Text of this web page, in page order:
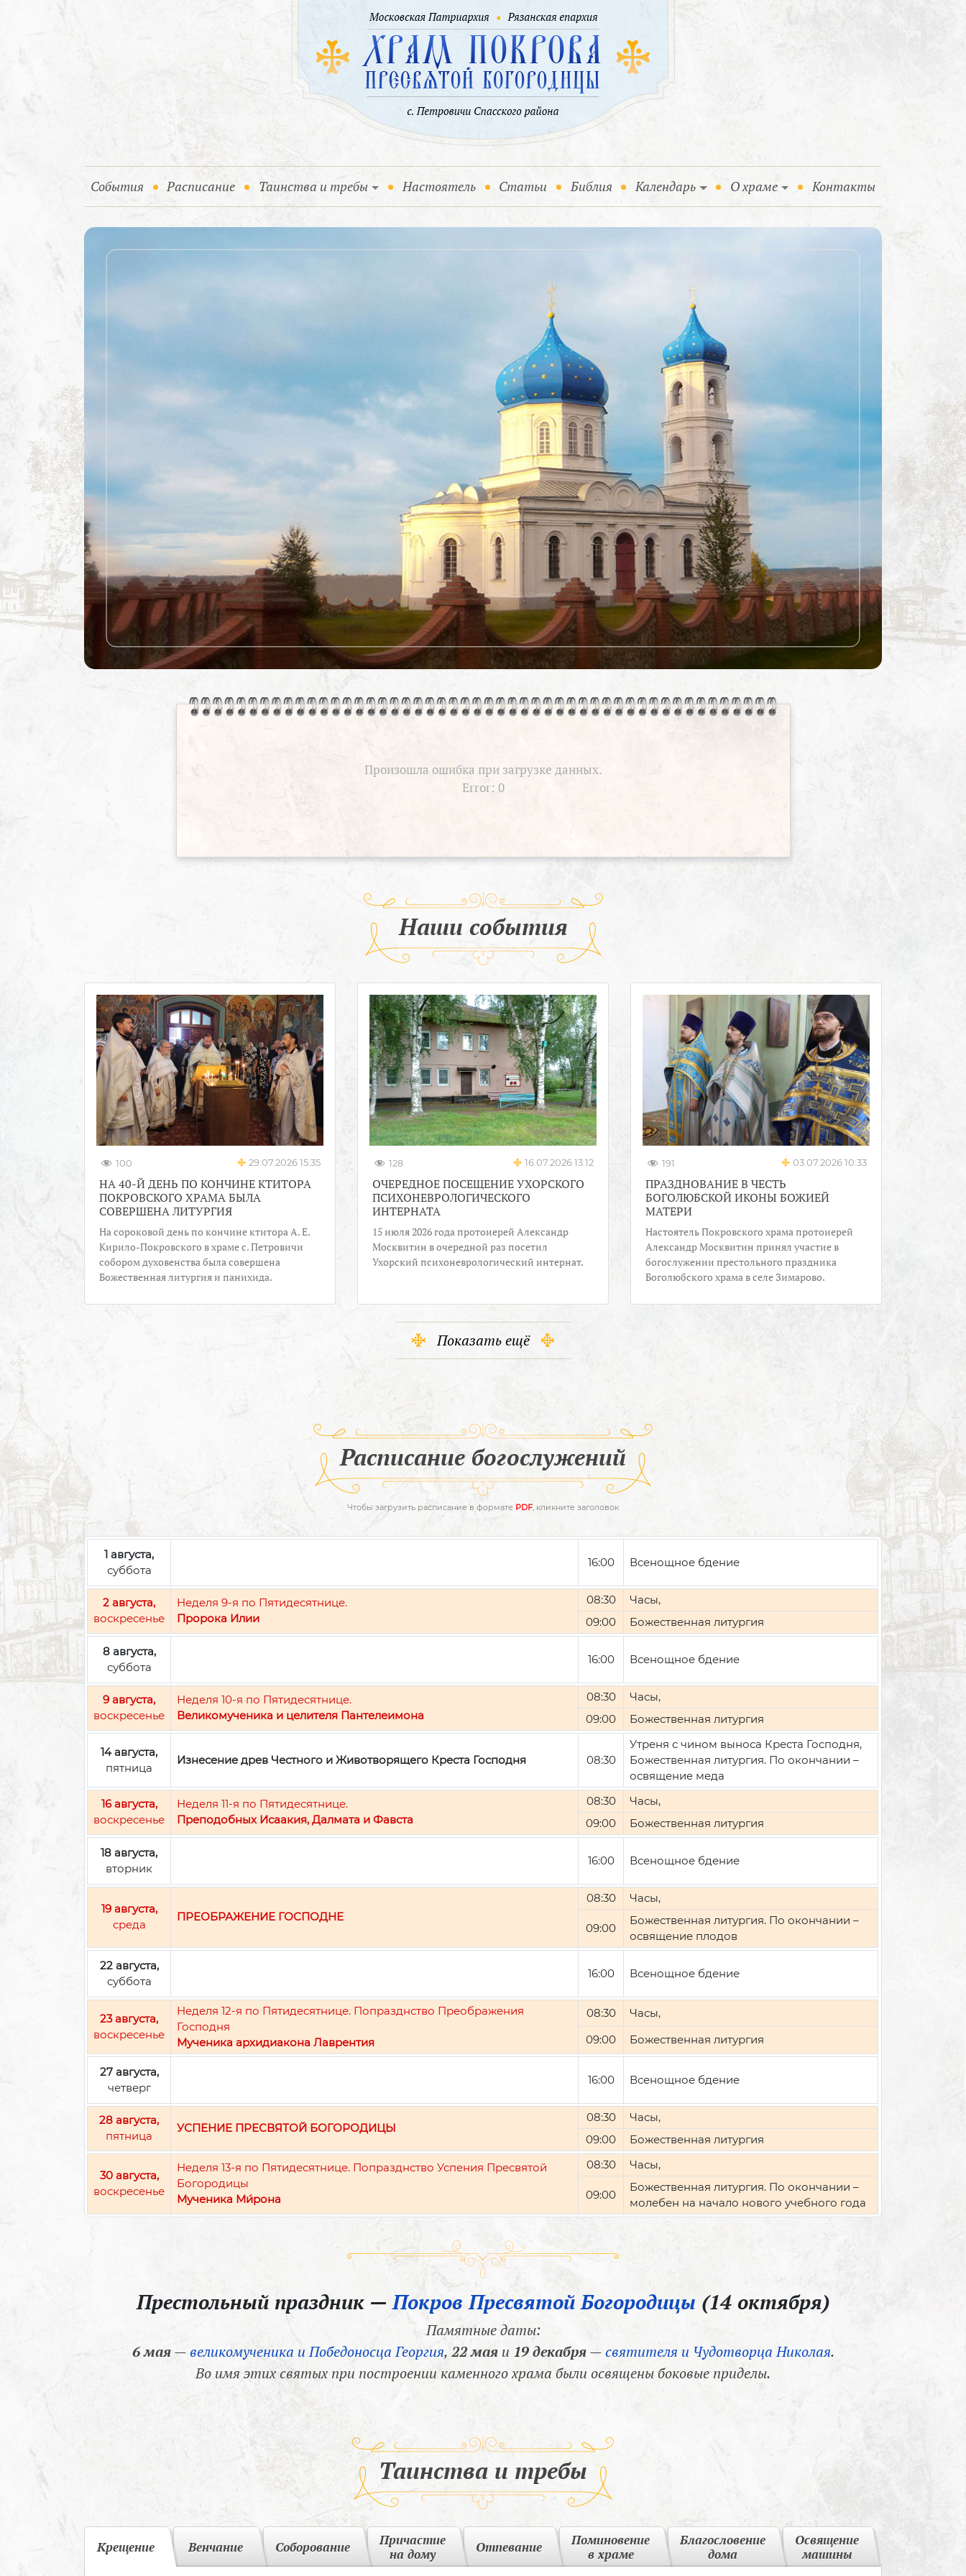
События (current)
Расписание Таинства и требы Настоятель Статьи Библия Календарь О храме Контакты
Произошла ошибка при загрузке данных.
Error: 0
Наши события
100 29.07.2026 15:35
НА 40-Й ДЕНЬ ПО КОНЧИНЕ КТИТОРА
ПОКРОВСКОГО ХРАМА БЫЛА
СОВЕРШЕНА ЛИТУРГИЯ
На сороковой день по кончине ктитора А. Е.
Кирило-Покровского в храме с. Петровичи
собором духовенства была совершена
Божественная литургия и панихида.
128 16.07.2026 13:12
ОЧЕРЕДНОЕ ПОСЕЩЕНИЕ УХОРСКОГО
ПСИХОНЕВРОЛОГИЧЕСКОГО
ИНТЕРНАТА
15 июля 2026 года протоиерей Александр
Москвитин в очередной раз посетил
Ухорский психоневрологический интернат.
191 03.07.2026 10:33
ПРАЗДНОВАНИЕ В ЧЕСТЬ
БОГОЛЮБСКОЙ ИКОНЫ БОЖИЕЙ
МАТЕРИ
Настоятель Покровского храма протоиерей
Александр Москвитин принял участие в
богослужении престольного праздника
Боголюбского храма в селе Зимарово.
Показать ещё
Расписание богослужений
Чтобы загрузить расписание в формате PDF, кликните заголовок
1 августа,
суббота
16:00 Всенощное бдение
2 августа,
воскресенье
Неделя 9-я по Пятидесятнице.
Пророка Илии
08:30
Часы,
09:00
Божественная литургия
8 августа,
суббота
16:00 Всенощное бдение
9 августа,
воскресенье
Неделя 10-я по Пятидесятнице.
Великомученика и целителя Пантелеимона
08:30
Часы,
09:00
Божественная литургия
14 августа,
пятница
Изнесение древ Честного и Животворящего Креста Господня 08:30
Утреня с чином выноса Креста Господня,
Божественная литургия. По окончании –
освящение меда
16 августа,
воскресенье
Неделя 11-я по Пятидесятнице.
Преподобных Исаакия, Далмата и Фавста
08:30
Часы,
09:00
Божественная литургия
18 августа,
вторник
16:00 Всенощное бдение
19 августа,
среда
ПРЕОБРАЖЕНИЕ ГОСПОДНЕ
08:30 Часы,
09:00
Божественная литургия. По окончании –
освящение плодов
22 августа,
суббота
16:00 Всенощное бдение
23 августа,
воскресенье
Неделя 12-я по Пятидесятнице. Попразднство Преображения
Господня
Мученика архидиакона Лаврентия
08:30
Часы,
09:00
Божественная литургия
27 августа,
четверг
16:00 Всенощное бдение
28 августа,
пятница
УСПЕНИЕ ПРЕСВЯТОЙ БОГОРОДИЦЫ
08:30
Часы,
09:00
Божественная литургия
30 августа,
воскресенье
Неделя 13-я по Пятидесятнице. Попразднство Успения Пресвятой
Богородицы
Мученика Ми́рона
08:30 Часы,
09:00
Божественная литургия. По окончании –
молебен на начало нового учебного года
Престольный праздник —Покров Пресвятой Богородицы (14 октября)
Памятные даты:
6 мая—великомученика и Победоносца Георгия, 22 маяи 19 декабря—святителя и Чудотворца Николая.
Во имя этих святых при построении каменного храма были освящены боковые приделы.
Таинства и требы
Крещение Венчание Соборование
Причастие
на дому
Отпевание
Поминовение
в храме
Благословение
дома
Освящение
машины